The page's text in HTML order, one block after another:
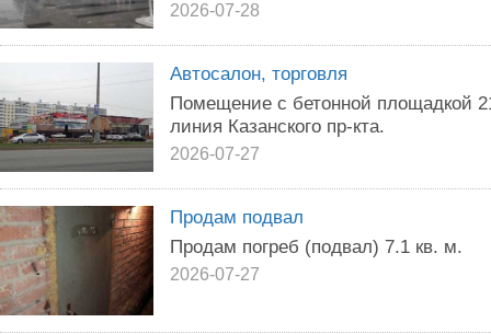
2026-07-28
Автосалон, торговля
Помещение с бетонной площадкой
линия Казанского пр-кта.
2026-07-27
Продам подвал
Продам погреб (подвал) 7.1 кв. м.
2026-07-27